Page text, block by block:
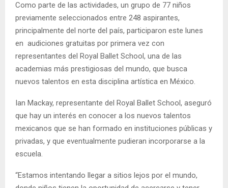
Como parte de las actividades, un grupo de 77 niños
previamente seleccionados entre 248 aspirantes,
principalmente del norte del país, participaron este lunes
en audiciones gratuitas por primera vez con
representantes del Royal Ballet School, una de las
academias más prestigiosas del mundo, que busca
nuevos talentos en esta disciplina artística en México.
Ian Mackay, representante del Royal Ballet School, aseguró
que hay un interés en conocer a los nuevos talentos
mexicanos que se han formado en instituciones públicas y
privadas, y que eventualmente pudieran incorporarse a la
escuela.
“Estamos intentando llegar a sitios lejos por el mundo,